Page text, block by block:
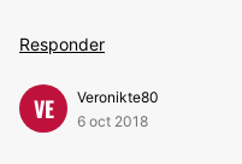
Responder
VE
Veronikte80
6 oct 2018